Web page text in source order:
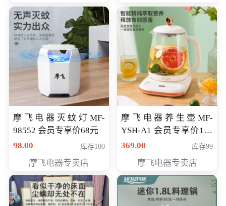
摩飞电器灭蚊灯MF-
98552 会员专享价68元
98.00
库存100
摩飞电器专卖店
摩飞电器养生壶MF-
YSH-A1 会员专享价198
元
369.00 库存99
摩飞电器专卖店